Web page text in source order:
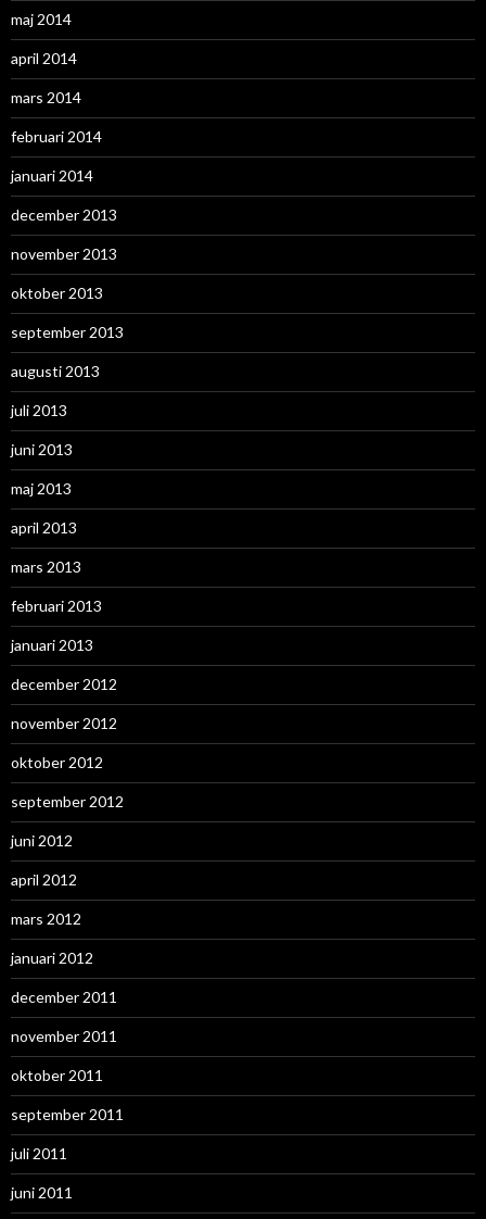
maj 2014
april 2014
mars 2014
februari 2014
januari 2014
december 2013
november 2013
oktober 2013
september 2013
augusti 2013
juli 2013
juni 2013
maj 2013
april 2013
mars 2013
februari 2013
januari 2013
december 2012
november 2012
oktober 2012
september 2012
juni 2012
april 2012
mars 2012
januari 2012
december 2011
november 2011
oktober 2011
september 2011
juli 2011
juni 2011